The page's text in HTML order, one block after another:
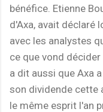
bénéfice. Etienne
d'Axa, avait déclaré
avec les analystes
ce que vond
a dit aussi que Axa
son dividende cette
le même esprit l'an